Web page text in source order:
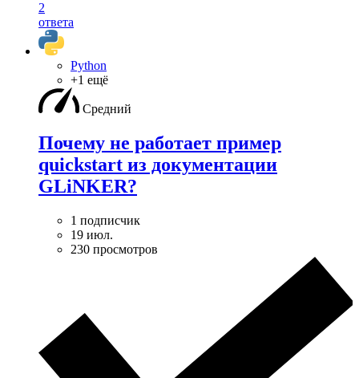
2
ответа
Python
+1 ещё
Средний
Почему не работает пример
quickstart из документации
GLiNKER?
1 подписчик
19 июл.
230 просмотров